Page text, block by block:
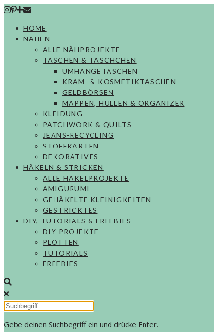
Skip
contentHOME
NÄHEN
ALLE NÄHPROJEKTE
TASCHEN & TÄSCHCHEN
UMHÄNGETASCHEN
KRAM- & KOSMETIKTASCHEN
GELDBÖRSEN
MAPPEN, HÜLLEN & ORGANIZER
KLEIDUNG
PATCHWORK & QUILTS
JEANS-RECYCLING
STOFFKARTEN
DEKORATIVES
HÄKELN & STRICKEN
ALLE HÄKELPROJEKTE
AMIGURUMI
GEHÄKELTE KLEINIGKEITEN
GESTRICKTES
DIY, TUTORIALS & FREEBIES
DIY PROJEKTE
PLOTTEN
TUTORIALS
FREEBIES
Gebe deinen Suchbegriff ein und drücke Enter.